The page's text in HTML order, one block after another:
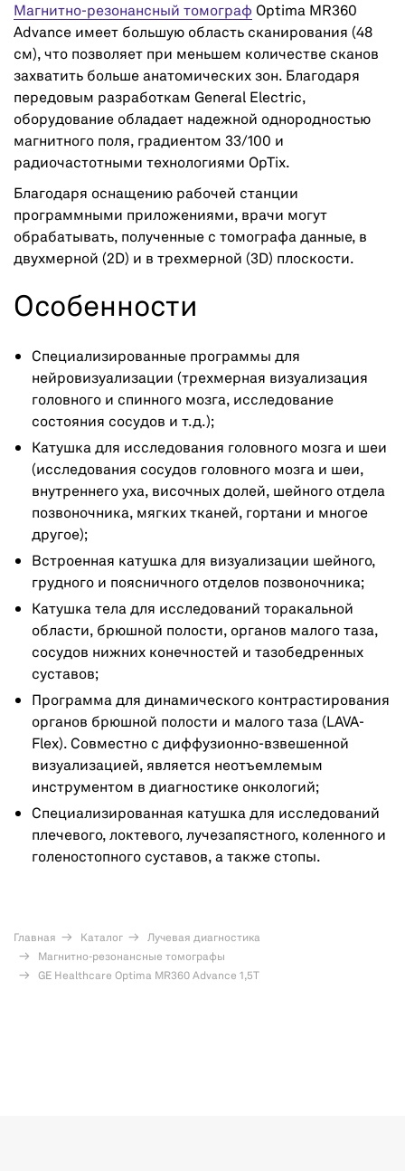
Магнитно-резонансный томограф Optima MR360
Advance имеет большую область сканирования (48
см), что позволяет при меньшем количестве сканов
захватить больше анатомических зон. Благодаря
передовым разработкам General Electric,
оборудование обладает надежной однородностью
магнитного поля, градиентом 33/100 и
радиочастотными технологиями OpTix.
Благодаря оснащению рабочей станции
программными приложениями, врачи могут
обрабатывать, полученные с томографа данные, в
двухмерной (2D) и в трехмерной (3D) плоскости.
Особенности
Специализированные программы для
нейровизуализации (трехмерная визуализация
головного и спинного мозга, исследование
состояния сосудов и т.д.);
Катушка для исследования головного мозга и шеи
(исследования сосудов головного мозга и шеи,
внутреннего уха, височных долей, шейного отдела
позвоночника, мягких тканей, гортани и многое
другое);
Встроенная катушка для визуализации шейного,
грудного и поясничного отделов позвоночника;
Катушка тела для исследований торакальной
области, брюшной полости, органов малого таза,
сосудов нижних конечностей и тазобедренных
суставов;
Программа для динамического контрастирования
органов брюшной полости и малого таза (LAVA-
Flex). Совместно с диффузионно-взвешенной
визуализацией, является неотъемлемым
инструментом в диагностике онкологий;
Специализированная катушка для исследований
плечевого, локтевого, лучезапястного, коленного и
голеностопного суставов, а также стопы.
Главная Каталог
Лучевая диагностика
Магнитно-резонансные томографы
GE Healthcare Optima MR360 Advance 1,5T